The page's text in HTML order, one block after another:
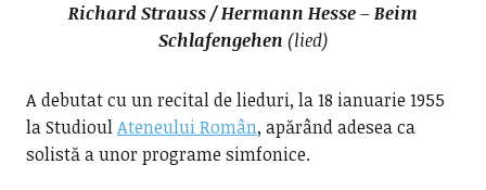
Richard Strauss / Hermann Hesse – Beim
Schlafengehen (lied)
A debutat cu un recital de lieduri, la 18 ianuarie 1955
la StudioulAteneului Român, apărând adesea ca
solistă a unor programe simfonice.